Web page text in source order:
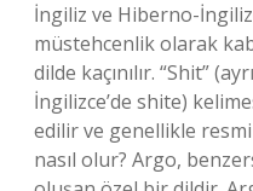
İngiliz ve Hiberno-
müstehcenlik olarak
dilde kaçınılır. “Shit”
İngilizce’de shite)
edilir ve genellikle resmi
nasıl olur? Argo,